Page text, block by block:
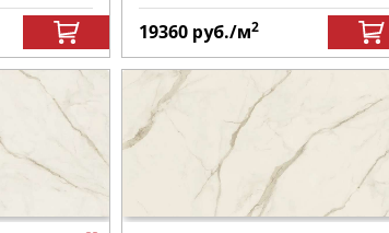
19360 руб./м2